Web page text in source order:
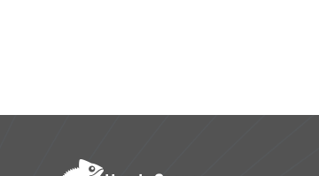
回调地址相关API